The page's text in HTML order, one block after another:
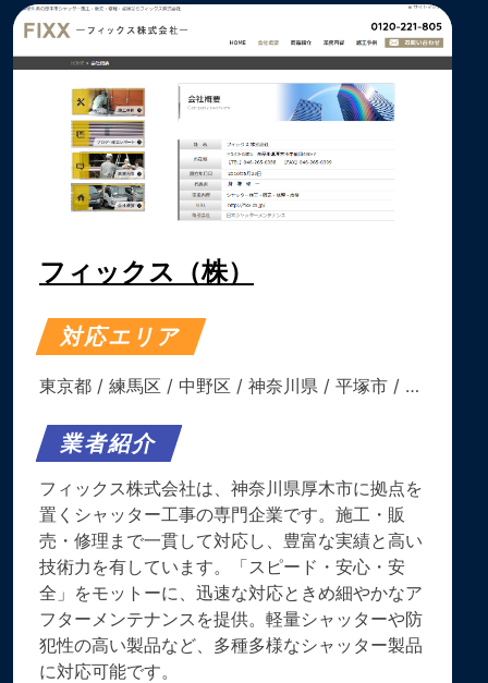
フィックス（株）
対応エリア
東京都 / 練馬区 / 中野区 / 神奈川県 / 平塚市 / …
業者紹介
フィックス株式会社は、神奈川県厚木市に拠点を
置くシャッター工事の専門企業です。​施工・販
売・修理まで一貫して対応し、豊富な実績と高い
技術力を有しています。​「スピード・安心・安
全」をモットーに、迅速な対応ときめ細やかなア
フターメンテナンスを提供。​軽量シャッターや防
犯性の高い製品など、多種多様なシャッター製品
に対応可能です。